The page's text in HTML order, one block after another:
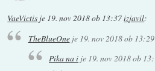
VaeVictis je 19. nov 2018 ob 13:37izjavil:
TheBlueOneje 19. nov 2018 ob 13:29
Pika na i je 19. nov 2018 ob